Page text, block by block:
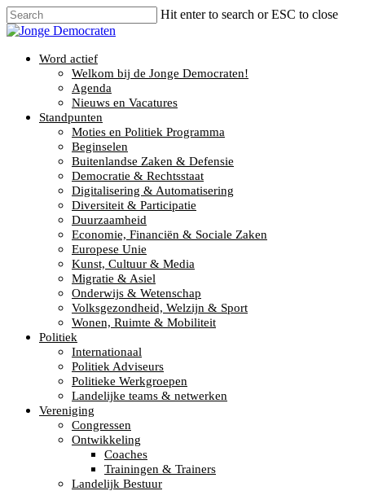
Hit enter to search or ESC to close
Word actief
Welkom bij de Jonge Democraten!
Agenda
Nieuws en Vacatures
Standpunten
Moties en Politiek Programma
Beginselen
Buitenlandse Zaken & Defensie
Democratie & Rechtsstaat
Digitalisering & Automatisering
Diversiteit & Participatie
Duurzaamheid
Economie, Financiën & Sociale Zaken
Europese Unie
Kunst, Cultuur & Media
Migratie & Asiel
Onderwijs & Wetenschap
Volksgezondheid, Welzijn & Sport
Wonen, Ruimte & Mobiliteit
Politiek
Internationaal
Politiek Adviseurs
Politieke Werkgroepen
Landelijke teams & netwerken
Vereniging
Congressen
Ontwikkeling
Coaches
Trainingen & Trainers
Landelijk Bestuur